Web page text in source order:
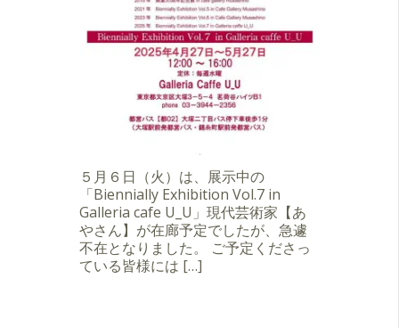
５月６日（火）は、展示中の
「Biennially Exhibition Vol.7 in
Galleria cafe U_U」現代芸術家【あ
やさん】が在廊予定でしたが、急遽
不在となりました。 ご予定くださっ
ている皆様には […]